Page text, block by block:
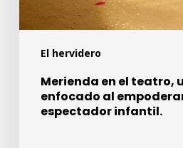
El hervidero
infantil.
Merienda en el teatro,
enfocado al
espectador infantil.